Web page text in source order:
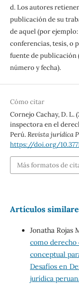
d. Los autores
publicación de su
de aquel (por
conferencias, tesis, o
fuente de publicación
número y fecha).
Cómo citar
Cornejo Cachay, D. L.
inspectora en el
Perú.Revista jurídica
https://doi.org/
Más formatos de
Artículos
Jonatha Rojas
como derecho
conceptual
Desafíos en
jurídica